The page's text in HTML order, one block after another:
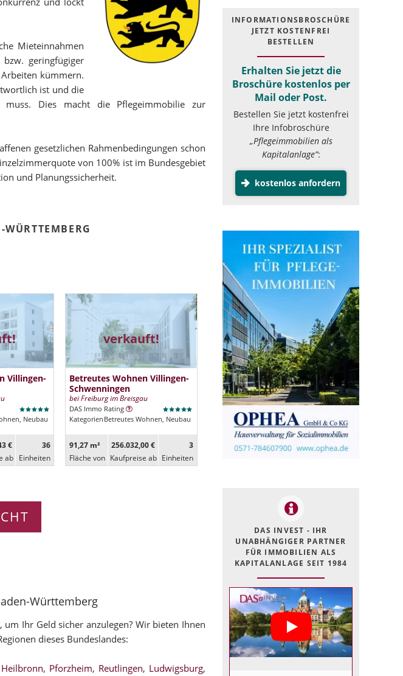
Mieteinnahmen
geringfügiger
kümmern.
ist und die
Dies macht die Pflegeimmobilie zur
gesetzlichen Rahmenbedingungen schon
von 100% ist im Bundesgebiet
und Planungssicherheit.
Villingen-
Neubau
€
ab
36
Ein­heiten
verkauft!
Betreutes Wohnen Villingen-
Schwenningen
bei Freiburg im Breisgau
DAS Immo Rating
Kategorien Betreutes Wohnen, Neubau
91,27 m²
Fläche von
256.032,00 €
Kaufpreise ab
3
Ein­heiten
Württemberg
Ihr Geld sicher anzulegen? Wir bieten Ihnen
dieses Bundeslandes:
Heilbronn, Pforzheim, Reutlingen, Ludwigsburg,
INFOR­MATIONS­BROSCHÜRE
JETZT KOSTEN­FREI
BESTELLEN
Erhalten Sie jetzt die
Broschüre kostenlos per
Mail oder Post.
Bestellen Sie jetzt kostenfrei
Ihre Infobroschüre
„Pflegeimmobilien als
Kapitalanlage”:
kostenlos anfordern
DAS INVEST - IHR
UNABHÄNGIGER PARTNER
FÜR IMMOBILIEN ALS
KAPITALANLAGE SEIT 1984